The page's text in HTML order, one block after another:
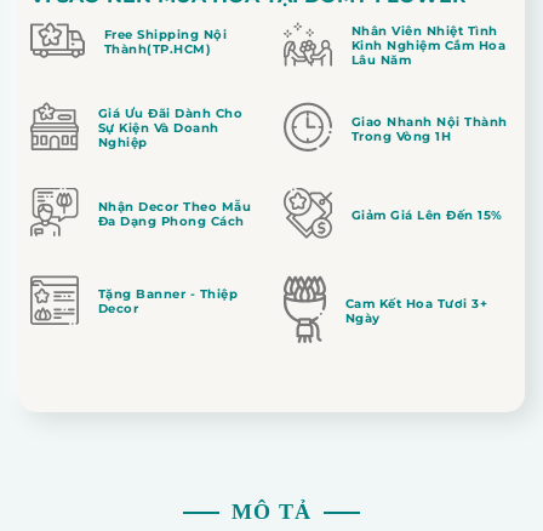
Free Shipping Nội
Thành(TP.HCM)
Nhân Viên Nhiệt Tình
Kinh Nghiệm Cắm Hoa
Lâu Năm
Giá Ưu Đãi Dành Cho
Sự Kiện Và Doanh
Nghiệp
Giao Nhanh Nội Thành
Trong Vòng 1H
Nhận Decor Theo Mẫu
Đa Dạng Phong Cách
Giảm Giá Lên Đến 15%
Tặng Banner - Thiệp
Decor
Cam Kết Hoa Tươi 3+
Ngày
MÔ TẢ